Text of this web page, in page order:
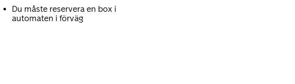
Du måste reservera en box i
automaten i förväg